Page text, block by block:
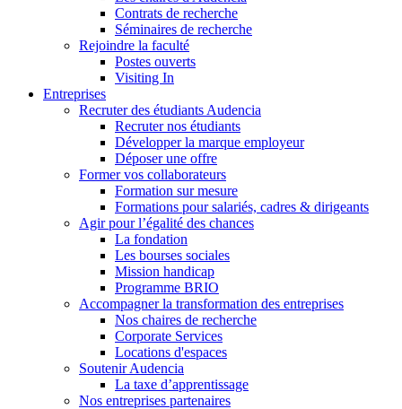
Contrats de recherche
Séminaires de recherche
Rejoindre la faculté
Postes ouverts
Visiting In
Entreprises
Recruter des étudiants Audencia
Recruter nos étudiants
Développer la marque employeur
Déposer une offre
Former vos collaborateurs
Formation sur mesure
Formations pour salariés, cadres & dirigeants
Agir pour l’égalité des chances
La fondation
Les bourses sociales
Mission handicap
Programme BRIO
Accompagner la transformation des entreprises
Nos chaires de recherche
Corporate Services
Locations d'espaces
Soutenir Audencia
La taxe d’apprentissage
Nos entreprises partenaires